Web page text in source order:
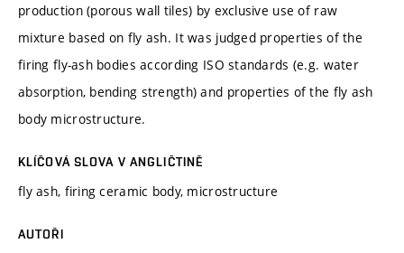
production (porous wall tiles) by exclusive use of raw
mixture based on fly ash. It was judged properties of the
firing fly-ash bodies according ISO standards (e.g. water
absorption, bending strength) and properties of the fly ash
body microstructure.
KLÍČOVÁ SLOVA V ANGLIČTINĚ
fly ash, firing ceramic body, microstructure
AUTOŘI